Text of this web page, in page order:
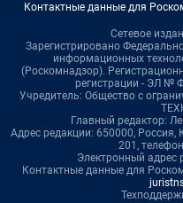
Контактные данные для
Сетевое
Зарегистрировано
информационных
(Роскомнадзор).
регистрации - ЭЛ №
Учредитель: Общество с
Главный редактор:
Адрес редакции: 650000, Россия,
201,
Электронный адрес
Контактные данные для